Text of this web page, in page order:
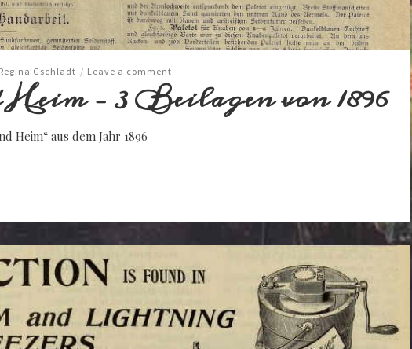
Regina Gschladt / Leave a comment
– 3 Beilagen von 1896
Heim“ aus dem Jahr 1896